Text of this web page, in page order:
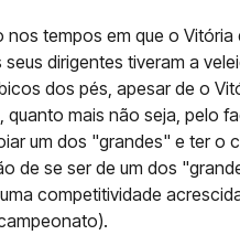
nos tempos em que o
dirigentes tiveram a
dos pés, apesar de o
mais não seja, pelo
um dos "grandes" e ter o
de se ser de um dos
competitividade